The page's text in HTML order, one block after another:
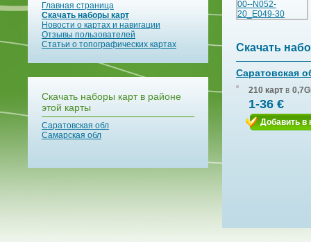
Главная страница
Скачать наборы карт
Новости о картах и навигации
Отзывы пользователей
Статьи о топографических картах
Скачать наборы карт в районе
этой карты
Саратовская обл
Самарская обл
Скачать
Саратовская
210 карт в
1-36 €
Добавить в